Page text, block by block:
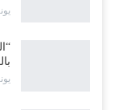
يونيو
يونيو